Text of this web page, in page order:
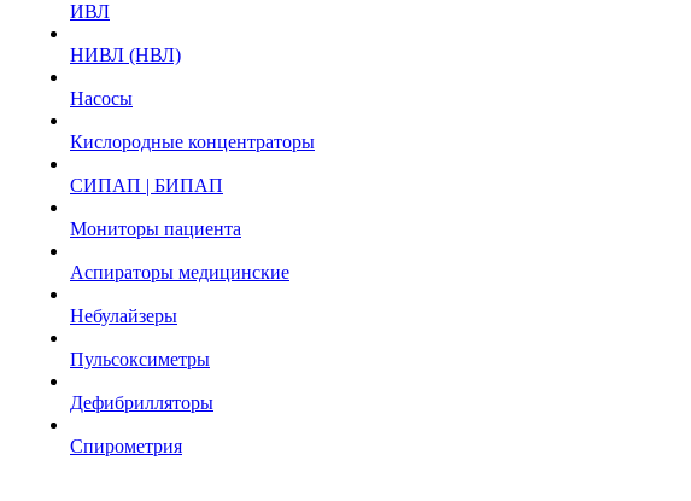
ИВЛ
НИВЛ (НВЛ)
Насосы
Кислородные концентраторы
СИПАП | БИПАП
Мониторы пациента
Аспираторы медицинские
Небулайзеры
Пульсоксиметры
Дефибрилляторы
Спирометрия